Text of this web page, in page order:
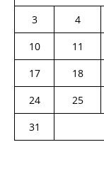
3
4
10
11
17
18
24
25
31